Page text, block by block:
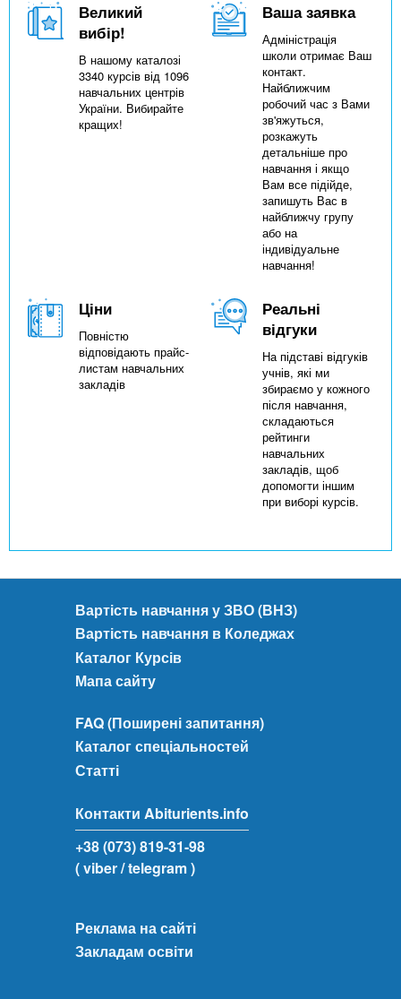
Великий
вибір!
В нашому каталозі
3340 курсів від 1096
навчальних центрів
України. Вибирайте
кращих!
Ваша заявка
Адміністрація
школи отримає Ваш
контакт.
Найближчим
робочий час з Вами
зв'яжуться,
розкажуть
детальніше про
навчання і якщо
Вам все підійде,
запишуть Вас в
найближчу групу
або на
індивідуальне
навчання!
Ціни
Повністю
відповідають прайс-
листам навчальних
закладів
Реальні
відгуки
На підставі відгуків
учнів, які ми
збираємо у кожного
після навчання,
складаються
рейтинги
навчальних
закладів, щоб
допомогти іншим
при виборі курсів.
Вартість навчання у ЗВО (ВНЗ)
Вартість навчання в Коледжах
Каталог Курсів
Мапа сайту
FAQ (Поширені запитання)
Каталог спеціальностей
Статті
Контакти Abiturients.info
+38 (073) 819-31-98
( viber/ telegram )
Реклама на сайті
Закладам освіти